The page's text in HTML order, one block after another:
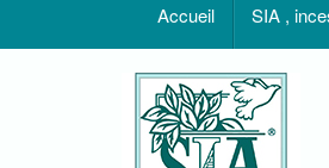
Accueil SIA ,